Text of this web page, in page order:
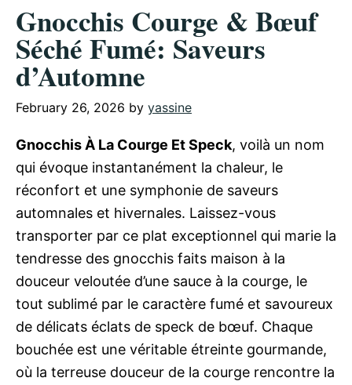
Gnocchis Courge & Bœuf
Séché Fumé: Saveurs
d’Automne
February 26, 2026 by yassine
Gnocchis À La Courge Et Speck, voilà un nom
qui évoque instantanément la chaleur, le
réconfort et une symphonie de saveurs
automnales et hivernales. Laissez-vous
transporter par ce plat exceptionnel qui marie la
tendresse des gnocchis faits maison à la
douceur veloutée d’une sauce à la courge, le
tout sublimé par le caractère fumé et savoureux
de délicats éclats de speck de bœuf. Chaque
bouchée est une véritable étreinte gourmande,
où la terreuse douceur de la courge rencontre la